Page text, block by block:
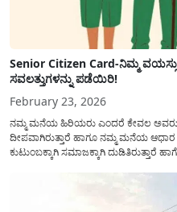
Senior Citizen Card-ನಿಮ್ಮ
ಸವಲತ್ತುಗಳನ್ನು ಪಡೆಯಿರಿ!
February 23, 2026
ನಮ್ಮ ಮನೆಯ ಹಿರಿಯರು ಎಂದರೆ ಕೇವಲ
ದೀಪವಾಗಿರುತ್ತಾರೆ ಹಾಗೂ ನಮ್ಮ ಮನೆಯ ಆಧಾರ
ಕುಟುಂಬಕ್ಕಾಗಿ ಸಮಾಜಕ್ಕಾಗಿ ದುಡಿತಿರುತ್ತಾರೆ